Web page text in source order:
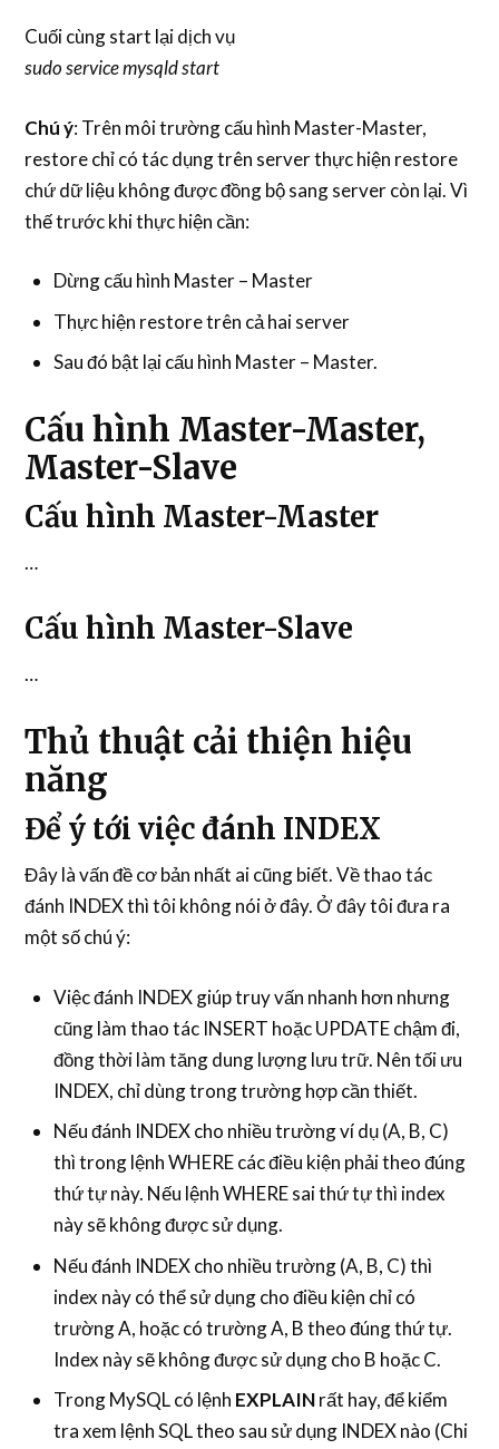
Cuối cùng start lại dịch vụ
sudo service mysqld start
Chú ý: Trên môi trường cấu hình Master-Master,
restore chỉ có tác dụng trên server thực hiện restore
chứ dữ liệu không được đồng bộ sang server còn lại. Vì
thế trước khi thực hiện cần:
Dừng cấu hình Master – Master
Thực hiện restore trên cả hai server
Sau đó bật lại cấu hình Master – Master.
Cấu hình Master-Master,
Master-Slave
Cấu hình Master-Master
…
Cấu hình Master-Slave
…
Thủ thuật cải thiện hiệu
năng
Để ý tới việc đánh INDEX
Đây là vấn đề cơ bản nhất ai cũng biết. Về thao tác
đánh INDEX thì tôi không nói ở đây. Ở đây tôi đưa ra
một số chú ý:
Việc đánh INDEX giúp truy vấn nhanh hơn nhưng
cũng làm thao tác INSERT hoặc UPDATE chậm đi,
đồng thời làm tăng dung lượng lưu trữ. Nên tối ưu
INDEX, chỉ dùng trong trường hợp cần thiết.
Nếu đánh INDEX cho nhiều trường ví dụ (A, B, C)
thì trong lệnh WHERE các điều kiện phải theo đúng
thứ tự này. Nếu lệnh WHERE sai thứ tự thì index
này sẽ không được sử dụng.
Nếu đánh INDEX cho nhiều trường (A, B, C) thì
index này có thể sử dụng cho điều kiện chỉ có
trường A, hoặc có trường A, B theo đúng thứ tự.
Index này sẽ không được sử dụng cho B hoặc C.
Trong MySQL có lệnh EXPLAINrất hay, để kiểm
tra xem lệnh SQL theo sau sử dụng INDEX nào (Chi